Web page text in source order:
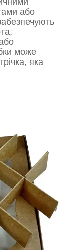
або
може
яка